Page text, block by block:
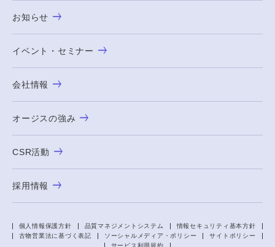
お知らせ
イベント・セミナー
会社情報
オージスの強み
CSR活動
採用情報
個人情報保護方針 品質マネジメントシステム
情報セキュリティ基本方針
古物営業法に基づく表記
ソーシャルメディア・ポリシー
サイトポリシー
サービス利用規約